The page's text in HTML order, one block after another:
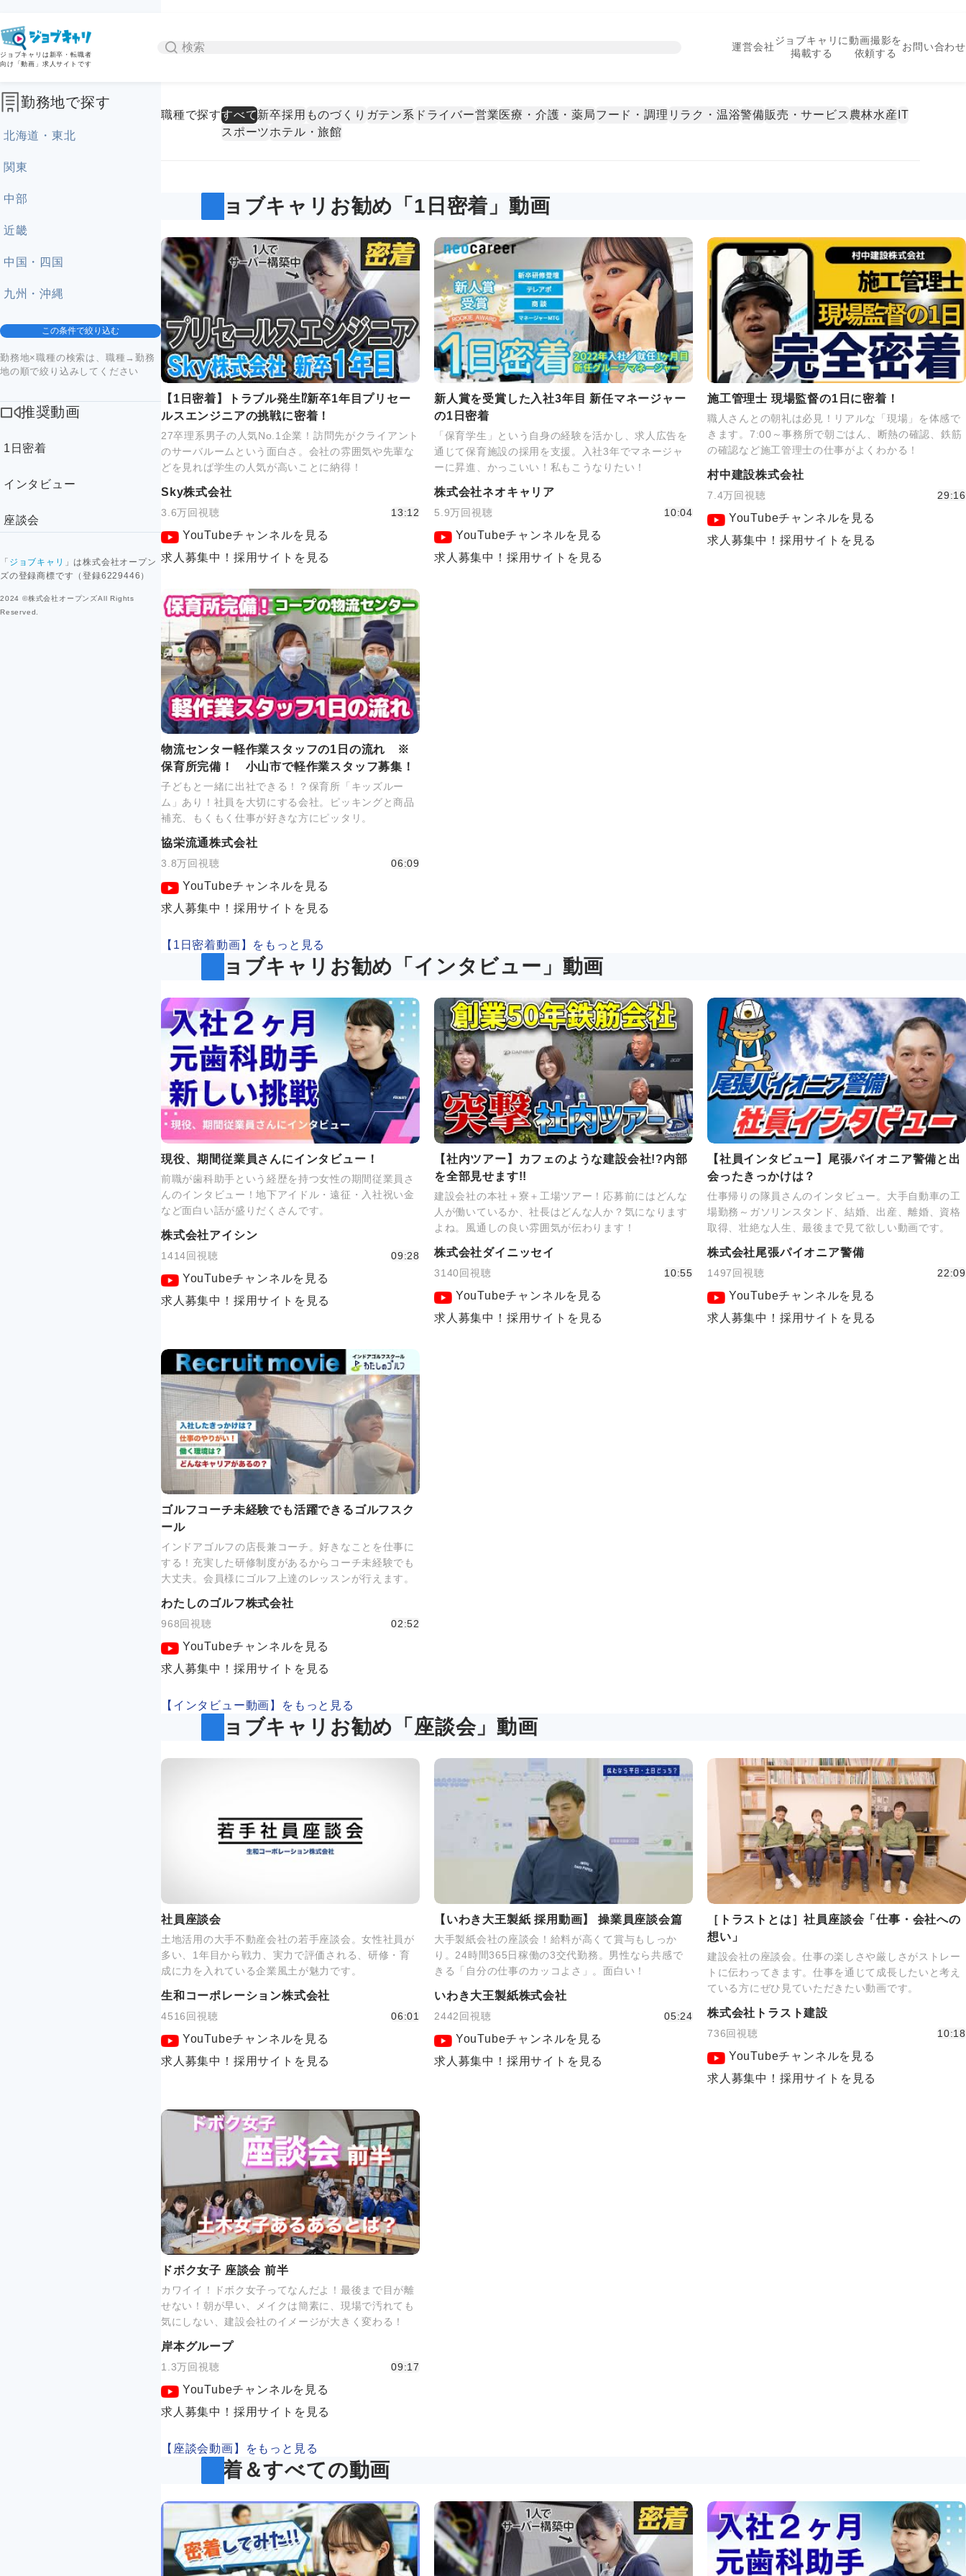
ジョブキャリは新卒・転職者
向け「動画」求人サイトです
運営会社
ジョブキャリに
掲載する
動画撮影を
依頼する
お問い合わせ
勤務地で探す
北海道・東北
関東
中部
近畿
中国・四国
九州・沖縄
この条件で絞り込む
勤務地×職種の検索は、職種→勤務
地の順で絞り込みしてください
推奨動画
1日密着
インタビュー
座談会
「 ジョブキャリ 」は株式会社オープン
ズの登録商標です（登録6229446）
2024 ©株式会社オープンズAll Rights
Reserved.
職種で探すすべて新卒採用 ものづくり ガテン系 ドライバー営業医療・介護・薬局フード・調理 リラク・温浴警備販売・サービス 農林水産 IT
スポーツホテル・旅館
ジョブキャリお勧め「1日密着」動画
【1日密着】トラブル発生⁉新卒1年目プリセー
ルスエンジニアの挑戦に密着！
27卒理系男子の人気No.1企業！訪問先がクライアント
のサーバルームという面白さ。会社の雰囲気や先輩な
どを見れば学生の人気が高いことに納得！
Sky株式会社
3.6万回視聴 13:12
YouTubeチャンネルを見る
求人募集中！採用サイトを見る
新人賞を受賞した入社3年目 新任マネージャー
の1日密着
「保育学生」という自身の経験を活かし、求人広告を
通じて保育施設の採用を支援。入社3年でマネージャ
ーに昇進、かっこいい！私もこうなりたい！
株式会社ネオキャリア
5.9万回視聴 10:04
YouTubeチャンネルを見る
求人募集中！採用サイトを見る
施工管理士 現場監督の1日に密着！
職人さんとの朝礼は必見！リアルな「現場」を体感で
きます。7:00～事務所で朝ごはん、断熱の確認、鉄筋
の確認など施工管理士の仕事がよくわかる！
村中建設株式会社
7.4万回視聴 29:16
YouTubeチャンネルを見る
求人募集中！採用サイトを見る
物流センター軽作業スタッフの1日の流れ ※
保育所完備！ 小山市で軽作業スタッフ募集！
子どもと一緒に出社できる！？保育所「キッズルー
ム」あり！社員を大切にする会社。ピッキングと商品
補充、もくもく仕事が好きな方にピッタリ。
協栄流通株式会社
3.8万回視聴 06:09
YouTubeチャンネルを見る
求人募集中！採用サイトを見る
【1日密着動画】をもっと見る
ジョブキャリお勧め「インタビュー」動画
現役、期間従業員さんにインタビュー！
前職が歯科助手という経歴を持つ女性の期間従業員さ
んのインタビュー！地下アイドル・遠征・入社祝い金
など面白い話が盛りだくさんです。
株式会社アイシン
1414回視聴 09:28
YouTubeチャンネルを見る
求人募集中！採用サイトを見る
【社内ツアー】カフェのような建設会社!?内部
を全部見せます!!
建設会社の本社＋寮＋工場ツアー！応募前にはどんな
人が働いているか、社長はどんな人か？気になります
よね。風通しの良い雰囲気が伝わります！
株式会社ダイニッセイ
3140回視聴 10:55
YouTubeチャンネルを見る
求人募集中！採用サイトを見る
【社員インタビュー】尾張パイオニア警備と出
会ったきっかけは？
仕事帰りの隊員さんのインタビュー。大手自動車の工
場勤務～ガソリンスタンド、結婚、出産、離婚、資格
取得、壮絶な人生、最後まで見て欲しい動画です。
株式会社尾張パイオニア警備
1497回視聴 22:09
YouTubeチャンネルを見る
求人募集中！採用サイトを見る
ゴルフコーチ未経験でも活躍できるゴルフスク
ール
インドアゴルフの店長兼コーチ。好きなことを仕事に
する！充実した研修制度があるからコーチ未経験でも
大丈夫。会員様にゴルフ上達のレッスンが行えます。
わたしのゴルフ株式会社
968回視聴 02:52
YouTubeチャンネルを見る
求人募集中！採用サイトを見る
【インタビュー動画】をもっと見る
ジョブキャリお勧め「座談会」動画
社員座談会
土地活用の大手不動産会社の若手座談会。女性社員が
多い、1年目から戦力、実力で評価される、研修・育
成に力を入れている企業風土が魅力です。
生和コーポレーション株式会社
4516回視聴 06:01
YouTubeチャンネルを見る
求人募集中！採用サイトを見る
【いわき大王製紙 採用動画】 操業員座談会篇
大手製紙会社の座談会！給料が高くて賞与もしっか
り。24時間365日稼働の3交代勤務。男性なら共感で
きる「自分の仕事のカッコよさ」。面白い！
いわき大王製紙株式会社
2442回視聴 05:24
YouTubeチャンネルを見る
求人募集中！採用サイトを見る
［トラストとは］社員座談会「仕事・会社への
想い」
建設会社の座談会。仕事の楽しさや厳しさがストレー
トに伝わってきます。仕事を通じて成長したいと考え
ている方にぜひ見ていただきたい動画です。
株式会社トラスト建設
736回視聴 10:18
YouTubeチャンネルを見る
求人募集中！採用サイトを見る
ドボク女子 座談会 前半
カワイイ！ドボク女子ってなんだよ！最後まで目が離
せない！朝が早い、メイクは簡素に、現場で汚れても
気にしない、建設会社のイメージが大きく変わる！
岸本グループ
1.3万回視聴 09:17
YouTubeチャンネルを見る
求人募集中！採用サイトを見る
【座談会動画】をもっと見る
新着＆すべての動画